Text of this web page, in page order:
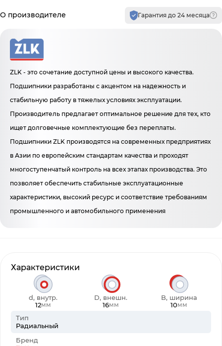
Характеристики
d, внутр.
12мм
D, внешн.
16мм
B, ширина
10мм
Тип
Радиальный
Бренд
О производителе
Гарантия до 24 месяца
ZLK - это сочетание доступной цены и высокого качества.
Подшипники разработаны с акцентом на надежность и
стабильную работу в тяжелых условиях эксплуатации.
Производитель предлагает оптимальное решение для тех, кто
ищет долговечные комплектующие без переплаты.
Подшипники ZLK производятся на современных предприятиях
в Азии по европейским стандартам качества и проходят
многоступенчатый контроль на всех этапах производства. Это
позволяет обеспечить стабильные эксплуатационные
характеристики, высокий ресурс и соответствие требованиям
промышленного и автомобильного применения